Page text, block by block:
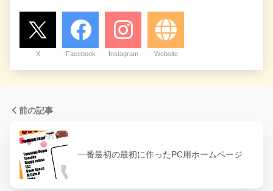
X Facebook Instagram Website
前の記事
一番最初の最初に作ったPC用ホームページ